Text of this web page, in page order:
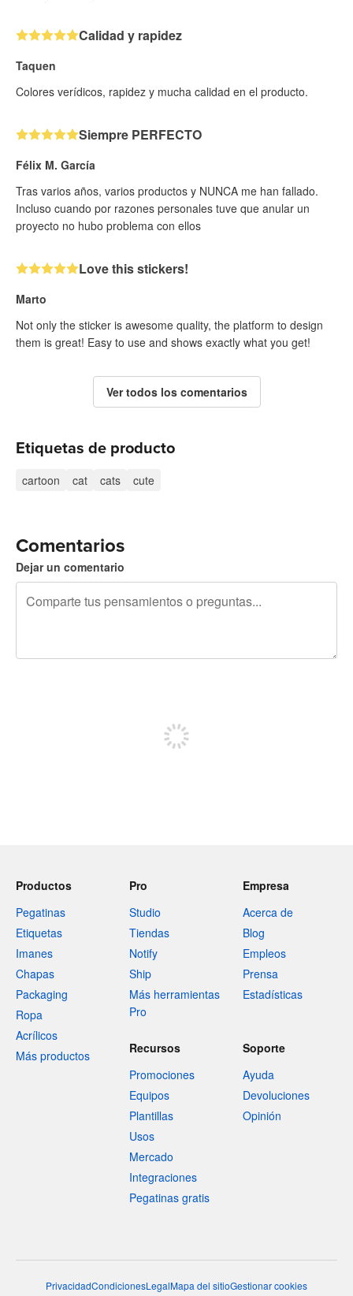
Calidad y rapidez
Taquen
Colores verídicos, rapidez y mucha calidad en el producto.
Siempre PERFECTO
Félix M. García
Tras varios años, varios productos y NUNCA me han fallado.
Incluso cuando por razones personales tuve que anular un
proyecto no hubo problema con ellos
Love this stickers!
Marto
Not only the sticker is awesome quality, the platform to design
them is great! Easy to use and shows exactly what you get!
Ver todos los comentarios
Etiquetas de producto
cartoon cat cats cute
Comentarios
Dejar un comentario
Productos
Pegatinas
Etiquetas
Imanes
Chapas
Packaging
Ropa
Acrílicos
Más productos
Pro
Studio
Tiendas
Notify
Ship
Más herramientas
Pro
Empresa
Acerca de
Blog
Empleos
Prensa
Estadísticas
Recursos
Promociones
Equipos
Plantillas
Usos
Mercado
Integraciones
Pegatinas gratis
Soporte
Ayuda
Devoluciones
Opinión
PrivacidadCondicionesLegalMapa del sitioGestionar cookies